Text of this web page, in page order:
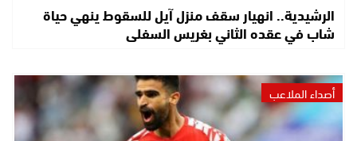
الرشيدية.. انهيار سقف منزل آيل للسقوط ينهي حياة
شاب في عقده الثاني بغريس السفلى
أصداء الملاعب